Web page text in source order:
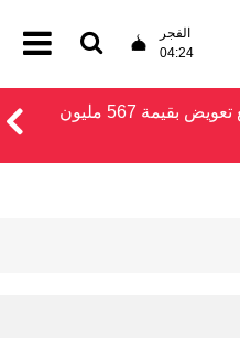
الفجر
04:24
نحو تحقيق أفضل مكاسب